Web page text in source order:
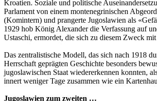
Kroatien. Soziale und politische
Parlament von einem montenegrinischen
(Komintern) und prangerte Jugoslawien als
1929 hob König Alexander die Verfassung auf
Ustaschi, ermordet, die sich zu diesem Zweck
Das zentralistische Modell, das sich nach 1918
Herrschaft geprägten Geschichte besonders
jugoslawischen Staat wiedererkennen konnten,
innert weniger Tage zusammen wie ein
Jugoslawien zum zweiten …